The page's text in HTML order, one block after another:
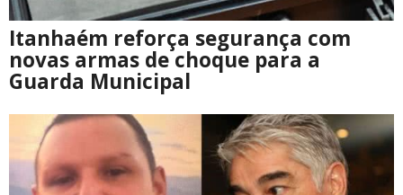
Itanhaém reforça segurança com
novas armas de choque para a
Guarda Municipal